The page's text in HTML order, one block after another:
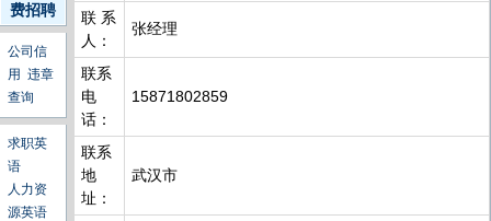
费招聘
公司信
用 违章
查询
求职英
语
人力资
源英语
联 系
人：
张经理
联系
电
话：
15871802859
联系
地
址：
武汉市